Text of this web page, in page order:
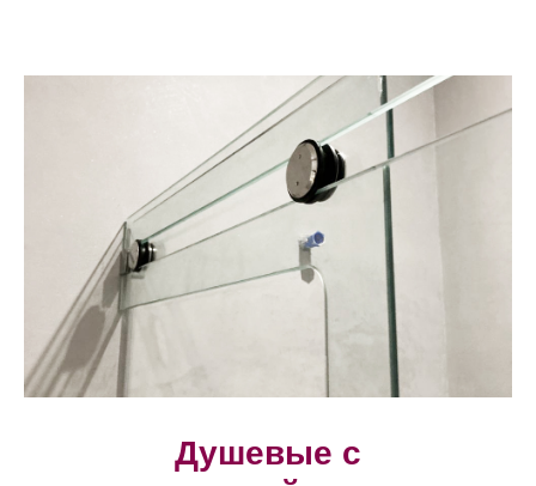
Душевые с